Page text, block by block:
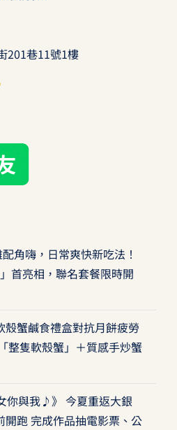
201巷11號1樓
角嗨，日常爽快新吃法！
首亮相，聯名套餐限時開
蟹鹹食禮盒對抗月餅疲勞
整隻軟殼蟹」＋質感手炒蟹
你與我♪》 今夏重返大銀
跑 完成作品抽電影票、公